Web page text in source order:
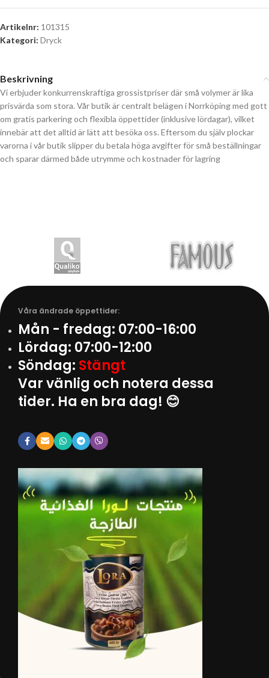
Artikelnr: 101315
Kategori: Dryck
Beskrivning
Vi erbjuder konkurrenskraftiga grossistpriser där små volymer är lika
prisvärda som stora. Vår butik är centralt belägen i Norrköping med gott
om gratis parkering och flexibla öppettider (inklusive lördagar), vilket
innebär att det alltid är lätt att besöka oss. Eftersom du själv plockar
varorna i vår butik slipper du betala höga avgifter för små beställningar
och sparar därmed både utrymme och kostnader för lagring
Våra ändrade öppettider:
Mån - fredag: 07:00-16:00
Lördag: 07:00-12:00
Söndag: Stängt
Var vänlig och notera dessa
tider. Ha en bra dag! 😊